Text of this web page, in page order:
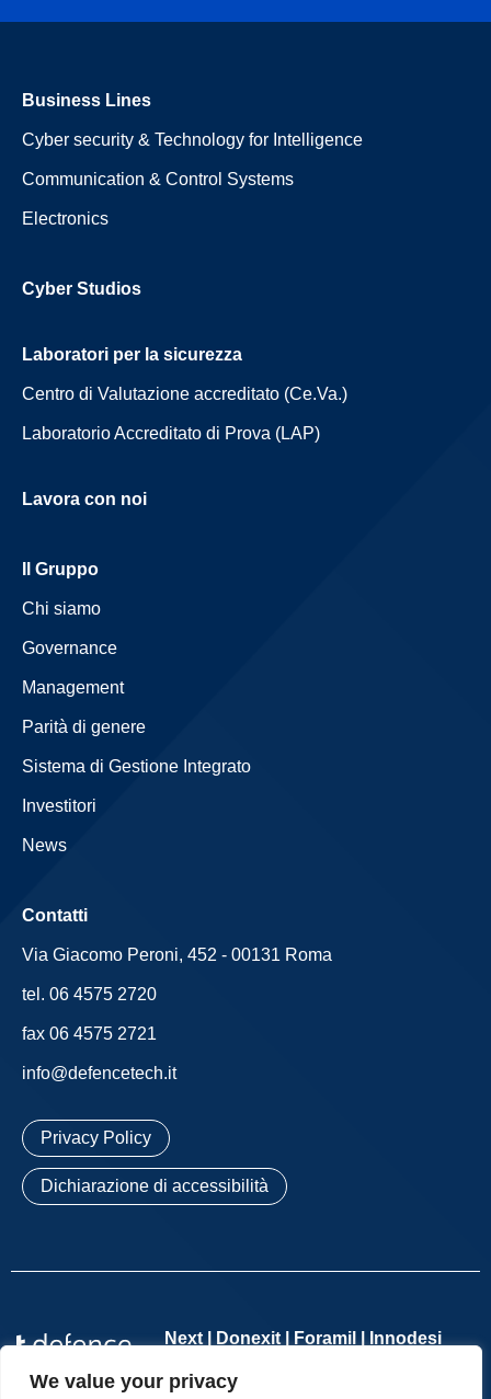
We value your privacy
Business Lines
Cyber security & Technology for Intelligence
Communication & Control Systems
Electronics
Cyber Studios
Laboratori per la sicurezza
Centro di Valutazione accreditato (Ce.Va.)
Laboratorio Accreditato di Prova (LAP)
Lavora con noi
Il Gruppo
Chi siamo
Governance
Management
Parità di genere
Sistema di Gestione Integrato
Investitori
News
Contatti
Via Giacomo Peroni, 452 - 00131 Roma
tel. 06 4575 2720
fax 06 4575 2721
info@defencetech.it
Privacy Policy
Dichiarazione di accessibilità
Next | Donexit | Foramil | Innodesi
Defence Tech Holding S.p.A. Società Benefit